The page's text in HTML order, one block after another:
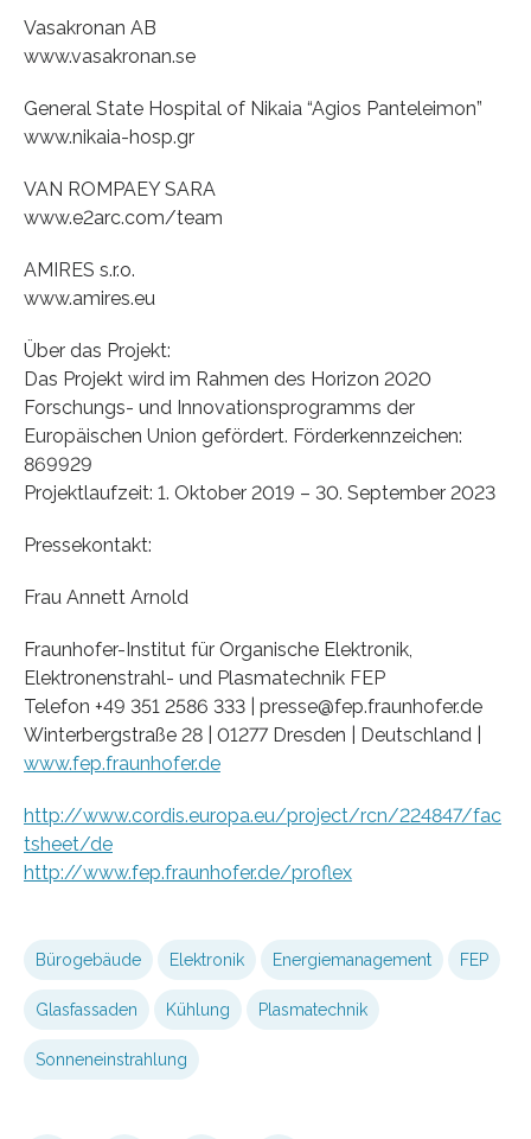
Vasakronan AB
www.vasakronan.se
General State Hospital of Nikaia “Agios Panteleimon”
www.nikaia-hosp.gr
VAN ROMPAEY SARA
www.e2arc.com/team
AMIRES s.r.o.
www.amires.eu
Über das Projekt:
Das Projekt wird im Rahmen des Horizon 2020
Forschungs- und Innovationsprogramms der
Europäischen Union gefördert. Förderkennzeichen:
869929
Projektlaufzeit: 1. Oktober 2019 – 30. September 2023
Pressekontakt:
Frau Annett Arnold
Fraunhofer-Institut für Organische Elektronik,
Elektronenstrahl- und Plasmatechnik FEP
Telefon +49 351 2586 333 | presse@fep.fraunhofer.de
Winterbergstraße 28 | 01277 Dresden | Deutschland |
www.fep.fraunhofer.de
http://www.cordis.europa.eu/project/rcn/224847/fac
tsheet/de
http://www.fep.fraunhofer.de/proflex
Bürogebäude Elektronik Energiemanagement FEP
Glasfassaden Kühlung Plasmatechnik
Sonneneinstrahlung